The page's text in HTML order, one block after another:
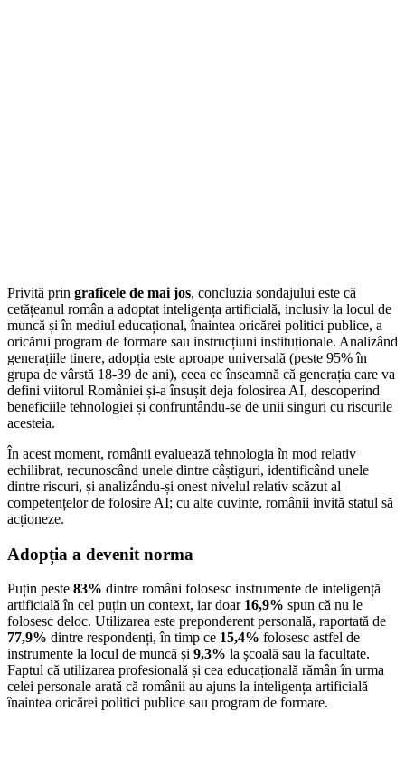
Privită prin graficele de mai jos, concluzia sondajului este că
cetățeanul român a adoptat inteligența artificială, inclusiv la locul de
muncă și în mediul educațional, înaintea oricărei politici publice, a
oricărui program de formare sau instrucțiuni instituționale. Analizând
generațiile tinere, adopția este aproape universală (peste 95% în
grupa de vârstă 18-39 de ani), ceea ce înseamnă că generația care va
defini viitorul României și-a însușit deja folosirea AI, descoperind
beneficiile tehnologiei și confruntându-se de unii singuri cu riscurile
acesteia.
În acest moment, românii evaluează tehnologia în mod relativ
echilibrat, recunoscând unele dintre câștiguri, identificând unele
dintre riscuri, și analizându-și onest nivelul relativ scăzut al
competențelor de folosire AI; cu alte cuvinte, românii invită statul să
acționeze.
Adopția a devenit norma
Puțin peste 83% dintre români folosesc instrumente de inteligență
artificială în cel puțin un context, iar doar 16,9% spun că nu le
folosesc deloc. Utilizarea este preponderent personală, raportată de
77,9% dintre respondenți, în timp ce 15,4% folosesc astfel de
instrumente la locul de muncă și 9,3% la școală sau la facultate.
Faptul că utilizarea profesională și cea educațională rămân în urma
celei personale arată că românii au ajuns la inteligența artificială
înaintea oricărei politici publice sau program de formare.